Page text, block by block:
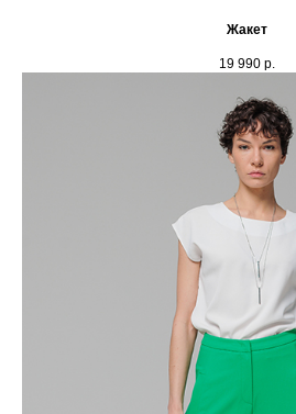
Жакет
19 990 р.